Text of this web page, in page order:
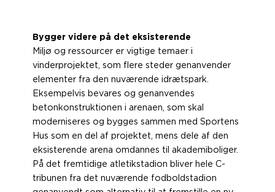
Bygger videre på det eksisterende
Miljø og ressourcer er vigtige temaer i
vinderprojektet, som flere steder genanvender
elementer fra den nuværende idrætspark.
Eksempelvis bevares og genanvendes
betonkonstruktionen i arenaen, som skal
moderniseres og bygges sammen med Sportens
Hus som en del af projektet, mens dele af den
eksisterende arena omdannes til akademiboliger.
På det fremtidige atletikstadion bliver hele C-
tribunen fra det nuværende fodboldstadion